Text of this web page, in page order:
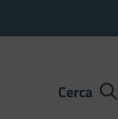
Cerca